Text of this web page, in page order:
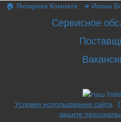
🏠 Янтарная Комната
➜ Иконы
Сервисное
Условия использования сайта,
защите